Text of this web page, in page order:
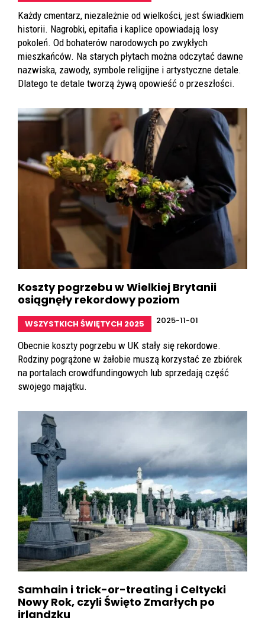
Każdy cmentarz, niezależnie od wielkości, jest świadkiem
historii. Nagrobki, epitafia i kaplice opowiadają losy
pokoleń. Od bohaterów narodowych po zwykłych
mieszkańców. Na starych płytach można odczytać dawne
nazwiska, zawody, symbole religijne i artystyczne detale.
Dlatego te detale tworzą żywą opowieść o przeszłości.
Koszty pogrzebu w Wielkiej Brytanii
osiągnęły rekordowy poziom
WSZYSTKICH ŚWIĘTYCH 2025 2025-11-01
Obecnie koszty pogrzebu w UK stały się rekordowe.
Rodziny pogrążone w żałobie muszą korzystać ze zbiórek
na portalach crowdfundingowych lub sprzedają część
swojego majątku.
Samhain i trick-or-treating i Celtycki
Nowy Rok, czyli Święto Zmarłych po
irlandzku